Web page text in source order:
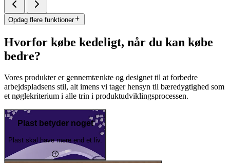
Opdag flere funktioner
Hvorfor købe kedeligt, når du kan købe
bedre?
Vores produkter er gennemtænkte og designet til at forbedre
arbejdspladsens stil, alt imens vi tager hensyn til bæredygtighed som
et nøglekriterium i alle trin i produktudviklingsprocessen.
Plast betyder noget
Plast skal have mere end et liv.